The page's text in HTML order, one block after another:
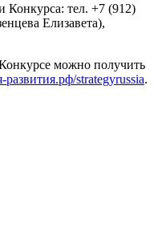
Конкурса: тел. +7 (912)
Елизавета),
можно получить
развития.рф/strategyrussia.